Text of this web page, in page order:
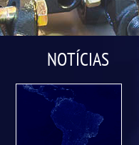
NOTÍCIAS